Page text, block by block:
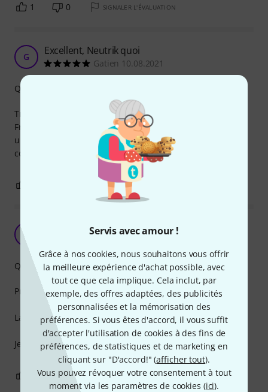
Servis avec amour !
Grâce à nos cookies, nous souhaitons vous offrir
la meilleure expérience d'achat possible, avec
tout ce que cela implique. Cela inclut, par
exemple, des offres adaptées, des publicités
personnalisées et la mémorisation des
préférences. Si vous êtes d'accord, il vous suffit
d'accepter l'utilisation de cookies à des fins de
préférences, de statistiques et de marketing en
cliquant sur "D'accord!" (afficher tout).
Vous pouvez révoquer votre consentement à tout
moment via les paramètres de cookies (ici).
1 0 SIGNALER L'ÉVALUATION
G Excellent, Neutrik quoi
Gatien 10.08.2021
Très satisfait de ce connecteur HDMI !
Franchement, rien à redire, je m'en sert couramment pour
un projet que j'ai créé. Certes, c'est 10€ plus cher que du
connecteurs chinois, mais celui la, il dure dans le temps !
Qualité de fabrication
SIGNALER L'ÉVALUATION
A Qualité Neutrik au RDV !
Prise HDMI de très bonne fabrication !
La qualité Neutrik est au rendez-vous !
Je recommande !
Qualité de fabrication
0 SIGNALER L'ÉVALUATION